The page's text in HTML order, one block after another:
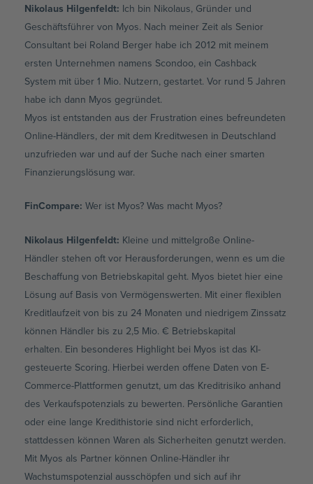
Nikolaus Hilgenfeldt: Ich bin Nikolaus, Gründer und
Geschäftsführer von Myos. Nach meiner Zeit als Senior
Consultant bei Roland Berger habe ich 2012 mit meinem
ersten Unternehmen namens Scondoo, ein Cashback
System mit über 1 Mio. Nutzern, gestartet. Vor rund 5 Jahren
habe ich dann Myos gegründet.
Myos ist entstanden aus der Frustration eines befreundeten
Online-Händlers, der mit dem Kreditwesen in Deutschland
unzufrieden war und auf der Suche nach einer smarten
Finanzierungslösung war.
FinCompare: Wer ist Myos? Was macht Myos?
Nikolaus Hilgenfeldt: Kleine und mittelgroße Online-
Händler stehen oft vor Herausforderungen, wenn es um die
Beschaffung von Betriebskapital geht. Myos bietet hier eine
Lösung auf Basis von Vermögenswerten. Mit einer flexiblen
Kreditlaufzeit von bis zu 24 Monaten und niedrigem Zinssatz
können Händler bis zu 2,5 Mio. € Betriebskapital
erhalten. Ein besonderes Highlight bei Myos ist das KI-
gesteuerte Scoring. Hierbei werden offene Daten von E-
Commerce-Plattformen genutzt, um das Kreditrisiko anhand
des Verkaufspotenzials zu bewerten. Persönliche Garantien
oder eine lange Kredithistorie sind nicht erforderlich,
stattdessen können Waren als Sicherheiten genutzt werden.
Mit Myos als Partner können Online-Händler ihr
Wachstumspotenzial ausschöpfen und sich auf ihr